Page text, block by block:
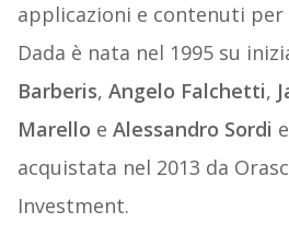
applicazioni e contenuti
Dada è nata nel 1995 su
Barberis, Angelo Falchetti,
Marello e Alessandro Sordi
acquistata nel 2013 da
Investment.